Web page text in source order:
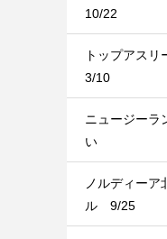
10/22
トップアス
3/10
ニュージーラ
い
ノルディーア
ル 9/25